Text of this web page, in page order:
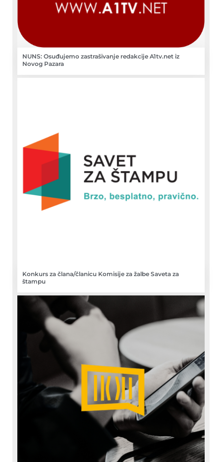
NUNS: Osuđujemo zastrašivanje redakcije A1tv.net iz
Novog Pazara
Konkurs za člana/članicu Komisije za žalbe Saveta za
štampu